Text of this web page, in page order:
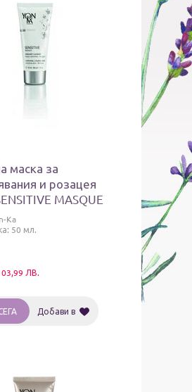
маска за
и розацея
MASQUE
Ka
50 мл.
ЛВ.
Добави в